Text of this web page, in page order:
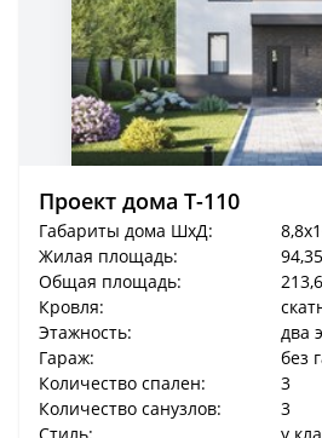
Проект дома T-110
Габариты дома ШхД:
Жилая площадь:
Общая площадь:
Кровля:
Этажность:
два
Гараж:
без
Количество спален:
3
Количество санузлов:
3